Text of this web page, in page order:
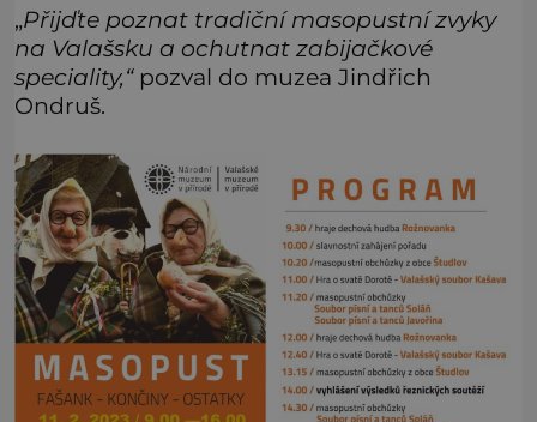
„Přijďte poznat tradiční masopustní zvyky
na Valašsku a ochutnat zabijačkové
speciality,“ pozval do muzea Jindřich
Ondruš.